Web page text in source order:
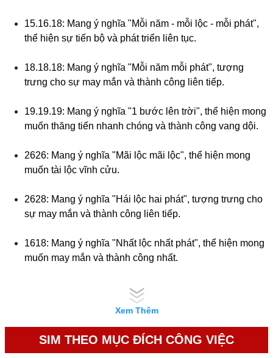
15.16.18: Mang ý nghĩa "Mỗi năm - mỗi lộc - mỗi phát",
thể hiện sự tiến bộ và phát triển liên tục.
18.18.18: Mang ý nghĩa "Mỗi năm mỗi phát", tượng
trưng cho sự may mắn và thành công liên tiếp.
19.19.19: Mang ý nghĩa "1 bước lên trời", thể hiện mong
muốn thăng tiến nhanh chóng và thành công vang dội.
2626: Mang ý nghĩa "Mãi lộc mãi lộc", thể hiện mong
muốn tài lộc vĩnh cửu.
2628: Mang ý nghĩa "Hái lộc hai phát", tượng trưng cho
sự may mắn và thành công liên tiếp.
1618: Mang ý nghĩa "Nhất lộc nhất phát", thể hiện mong
muốn may mắn và thành công nhất.
Xem Thêm
SIM THEO MỤC ĐÍCH CÔNG VIỆC